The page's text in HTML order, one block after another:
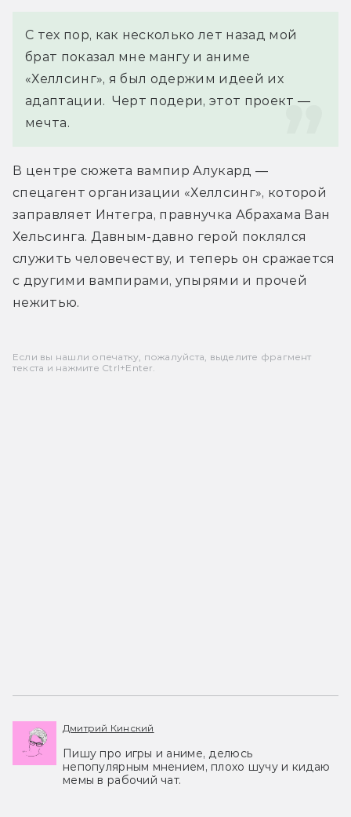
С тех пор, как несколько лет назад мой
брат показал мне мангу и аниме
«Хеллсинг», я был одержим идеей их
адаптации.  Черт подери, этот проект —
мечта.
В центре сюжета вампир Алукард —
спецагент организации «Хеллсинг», которой
заправляет Интегра, правнучка Абрахама Ван
Хельсинга. Давным-давно герой поклялся
служить человечеству, и теперь он сражается
с другими вампирами, упырями и прочей
нежитью.
Если вы нашли опечатку, пожалуйста, выделите фрагмент
текста и нажмите Ctrl+Enter.
Дмитрий Кинский
Пишу про игры и аниме, делюсь
непопулярным мнением, плохо шучу и кидаю
мемы в рабочий чат.